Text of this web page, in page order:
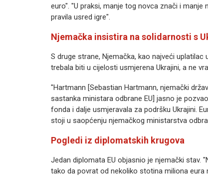
euro". "U praksi, manje tog novca znači i
pravila usred igre".
Njemačka insistira na solidarnosti s
S druge strane, Njemačka, kao najveći
trebala biti u cijelosti usmjerena Ukrajini, a ne
"Hartmann [Sebastian Hartmann, njemački
sastanka ministara odbrane EU] jasno je
fonda i dalje usmjeravala za podršku Ukrajini.
stoji u saopćenju njemačkog ministarstva
Pogledi iz diplomatskih krugova
Jedan diplomata EU objasnio je njemački stav.
tako da povrat od nekoliko stotina miliona eura